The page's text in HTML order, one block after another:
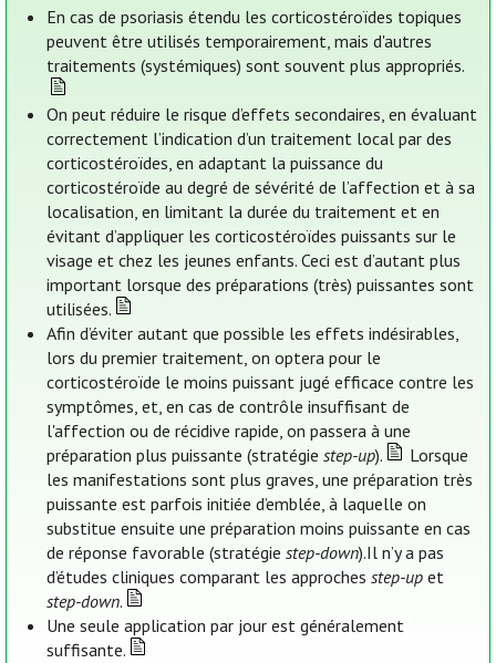
En cas de psoriasis étendu les corticostéroïdes topiques
peuvent être utilisés temporairement, mais d'autres
traitements (systémiques) sont souvent plus appropriés.
On peut réduire le risque d’effets secondaires, en évaluant
correctement l’indication d’un traitement local par des
corticostéroïdes, en adaptant la puissance du
corticostéroïde au degré de sévérité de l’affection et à sa
localisation, en limitant la durée du traitement et en
évitant d’appliquer les corticostéroïdes puissants sur le
visage et chez les jeunes enfants. Ceci est d’autant plus
important lorsque des préparations (très) puissantes sont
utilisées.
Afin d’éviter autant que possible les effets indésirables,
lors du premier traitement, on optera pour le
corticostéroïde le moins puissant jugé efficace contre les
symptômes, et, en cas de contrôle insuffisant de
l'affection ou de récidive rapide, on passera à une
préparation plus puissante (stratégiestep-up).
Lorsque
les manifestations sont plus graves, une préparation très
puissante est parfois initiée d’emblée, à laquelle on
substitue ensuite une préparation moins puissante en cas
de réponse favorable (stratégiestep-down).Il n’y a pas
d’études cliniques comparant les approchesstep-up et
step-down.
Une seule application par jour est généralement
suffisante.